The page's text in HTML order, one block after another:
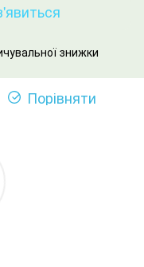
знижки
Порівняти